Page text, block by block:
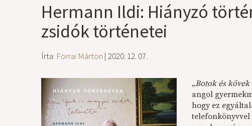
Hermann Ildi: Hiányzó
zsidók történetei
Írta: Forrai Márton | 2020. 12. 07.
„Botok és
angol
hogy ez